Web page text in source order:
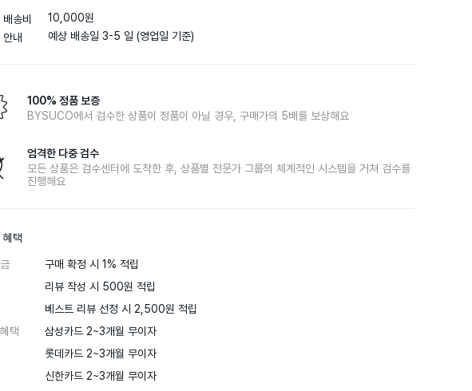
송비
10,000원
안내
예상 배송일 3-5 일 (영업일 기준)
100% 정품 보증
BYSUCO에서 검수한 상품이 정품이 아닐 경우, 구매가의 5배를 보상해요
엄격한 다중 검수
모든 상품은 검수센터에 도착한 후, 상품별 전문가 그룹의 체계적인 시스템을 거쳐 검수를
진행해요
혜택
구매 확정 시 1% 적립
리뷰 작성 시 500원 적립
베스트 리뷰 선정 시 2,500원 적립
택
삼성카드 2~3개월 무이자
롯데카드 2~3개월 무이자
신한카드 2~3개월 무이자